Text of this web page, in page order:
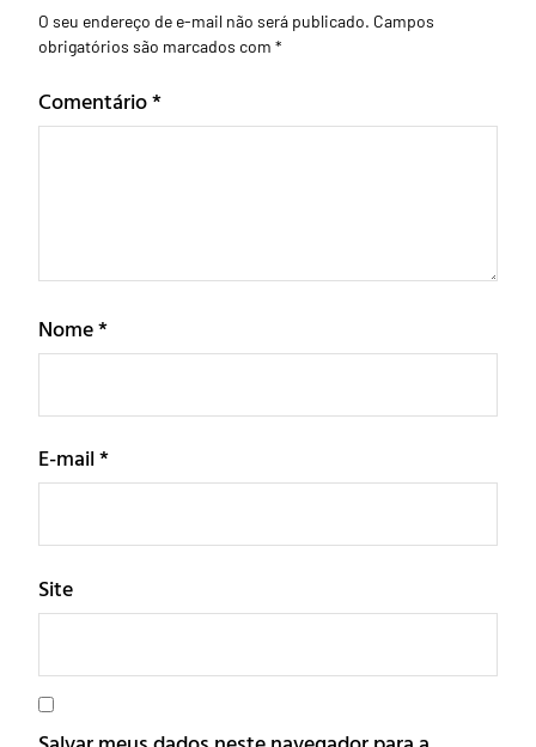
O seu endereço de e-mail não será publicado. Campos
obrigatórios são marcados com *
Comentário*
Nome*
E-mail*
Site